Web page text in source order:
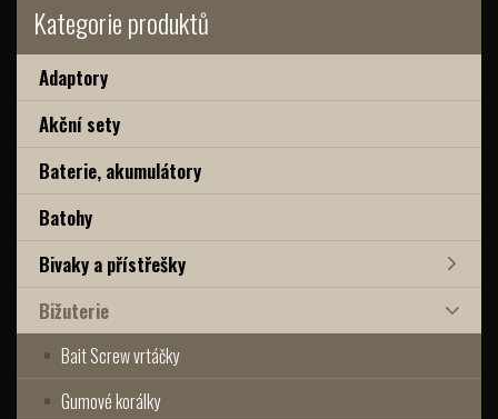
Kategorie produktů
Adaptory
Akční sety
Baterie, akumulátory
Batohy
Bivaky a přístřešky
Bižuterie
Bait Screw vrtáčky
Gumové korálky